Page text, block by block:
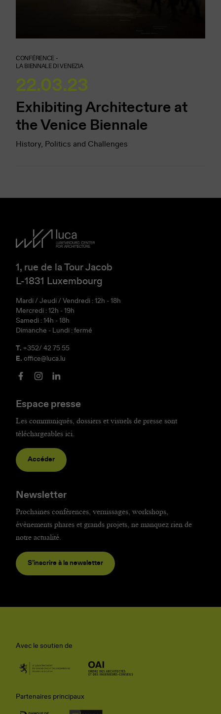
CONFÉRENCE -
LA BIENNALE DI VENEZIA
22.03.23
Exhibiting Architecture at
the Venice Biennale
History, Politics and Challenges
1, rue de la Tour Jacob
L-1831 Luxembourg
Mardi / Jeudi / Vendredi : 12h - 18h
Mercredi : 12h - 19h
Samedi : 14h - 18h
Dimanche - Lundi : fermé
T. +352/ 42 75 55
E. office@luca.lu
Espace presse
Les communiqués, dossiers et visuels de presse sont
téléchargeables ici.
Accéder
Newsletter
Prochaines conférences, vernissages, workshops,
évènements phares et grands projets, ne manquez rien de
notre actualité.
S’inscrire à la newsletter
Avec le soutien de
Partenaires principaux